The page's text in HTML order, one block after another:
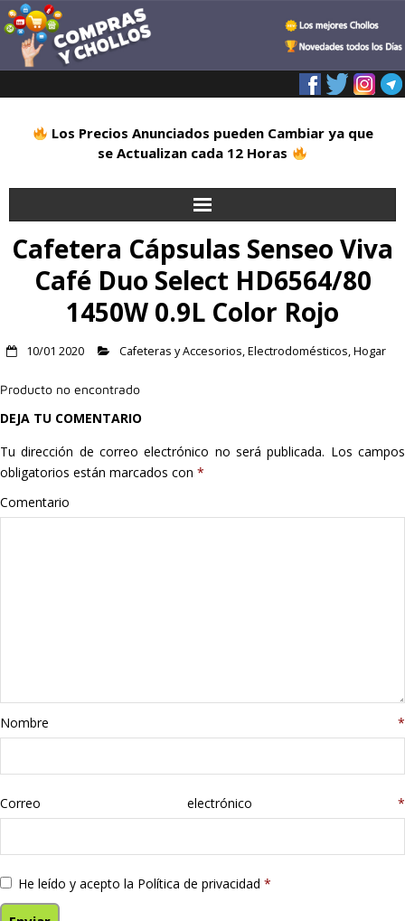
Los Precios Anunciados pueden Cambiar ya que
se Actualizan cada 12 Horas
Inicio
Alimentación
Hogar
Informática
Listas
libros
Cafetera Cápsulas Senseo Viva
Café Duo Select HD6564/80
1450W 0.9L Color Rojo
10/01 2020 Cafeteras y Accesorios,Electrodomésticos,Hogar
Producto no encontrado
DEJA TU COMENTARIO
Tu dirección de correo electrónico no será publicada. Los campos
obligatorios están marcados con *
Comentario
Nombre *
Correo electrónico *
He leído y acepto la Política de privacidad *